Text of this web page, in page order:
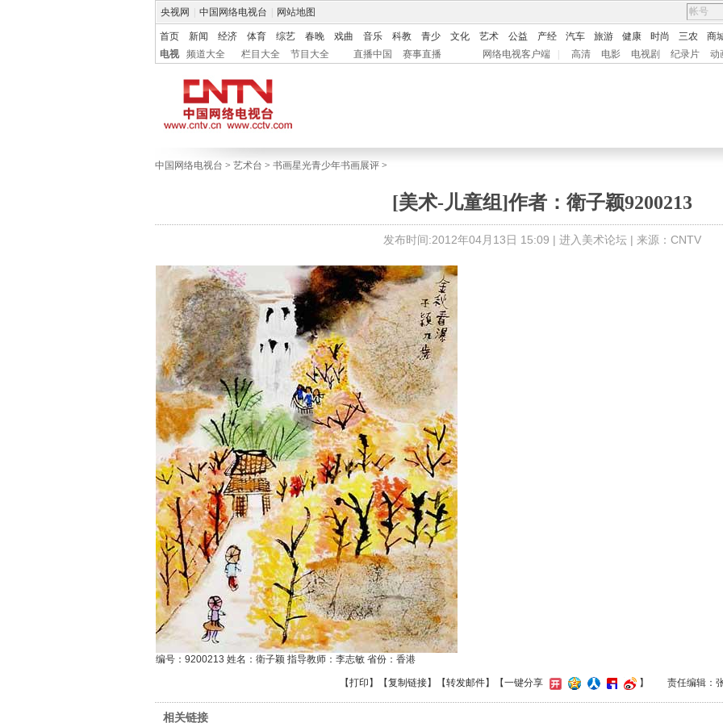
央视网 中国网络电视台 网站地图
首页 新闻 经济 体育 综艺 春晚 戏曲 音乐 科教 青少 文化 艺术 公益 产经 汽车 旅游 健康 时尚 三农 商
电视
频道大全 栏目大全 节目大全 直播中国 赛事直播 网络电视客户端 高清 电影 电视剧 纪录片 动
中国网络电视台 > 艺术台 > 书画星光青少年书画展评 >
[美术-儿童组]作者：衛子颖9200213
发布时间:2012年04月13日 15:09 | 进入美术论坛 | 来源：CNTV
编号：9200213 姓名：衛子颖 指导教师：李志敏 省份：香港
【打印 】【复制链接】【转发邮件】 【一键分享 】 责任编辑：
相关链接